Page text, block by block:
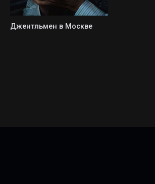
Джентльмен в Москве